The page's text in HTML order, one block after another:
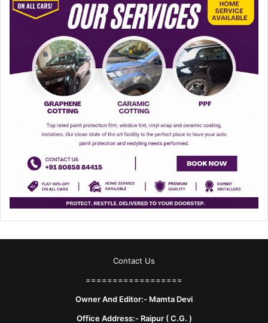
Contact Us
==================
Owner And Editor:- Mamta Devi
Office Address:- Raipur ( C.G. )